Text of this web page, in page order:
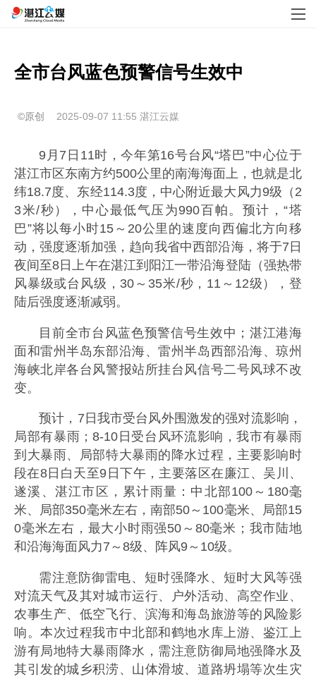
全市台风蓝色预警信号生效中
©原创 2025-09-07 11:55 湛江云媒
9月7日11时，今年第16号台风“塔巴”中心位于
湛江市区东南方约500公里的南海海面上，也就是北
纬18.7度、东经114.3度，中心附近最大风力9级（2
3米/秒），中心最低气压为990百帕。预计，“塔
巴”将以每小时15～20公里的速度向西偏北方向移
动，强度逐渐加强，趋向我省中西部沿海，将于7日
夜间至8日上午在湛江到阳江一带沿海登陆（强热带
风暴级或台风级，30～35米/秒，11～12级），登
陆后强度逐渐减弱。
目前全市台风蓝色预警信号生效中；湛江港海
面和雷州半岛东部沿海、雷州半岛西部沿海、琼州
海峡北岸各台风警报站所挂台风信号二号风球不改
变。
预计，7日我市受台风外围激发的强对流影响，
局部有暴雨；8-10日受台风环流影响，我市有暴雨
到大暴雨、局部特大暴雨的降水过程，主要影响时
段在8日白天至9日下午，主要落区在廉江、吴川、
遂溪、湛江市区，累计雨量：中北部100～180毫
米、局部350毫米左右，南部50～100毫米、局部15
0毫米左右，最大小时雨强50～80毫米；我市陆地
和沿海海面风力7～8级、阵风9～10级。
需注意防御雷电、短时强降水、短时大风等强
对流天气及其对城市运行、户外活动、高空作业、
农事生产、低空飞行、滨海和海岛旅游等的风险影
响。本次过程我市中北部和鹤地水库上游、鉴江上
游有局地特大暴雨降水，需注意防御局地强降水及
其引发的城乡积涝、山体滑坡、道路坍塌等次生灾